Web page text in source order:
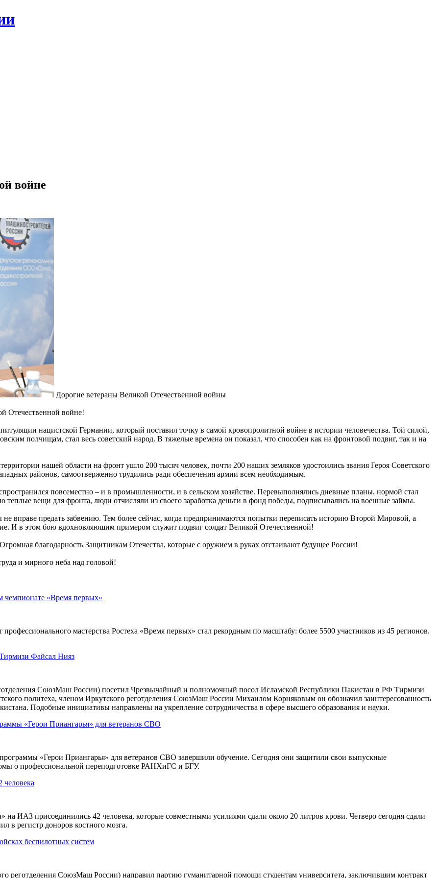
войне
Дорогие ветераны Великой Отечественной войны
Отечественной войне!
нацистской Германии, который поставил точку в самой кровопролитной войне в истории человечества. Той силой,
полчищам, стал весь советский народ. В тяжелые времена он показал, что способен как на фронтовой подвиг, так и на
нашей области на фронт ушло 200 тысяч человек, почти 200 наших земляков удостоились звания Героя Советского
районов, самоотверженно трудились ради обеспечения армии всем необходимым.
повсеместно – и в промышленности, и в сельском хозяйстве. Перевыполнялись дневные планы, нормой стал
теплые вещи для фронта, люди отчисляли из своего заработка деньги в фонд победы, подписывались на военные займы.
вправе предать забвению. Тем более сейчас, когда предпринимаются попытки переписать историю Второй Мировой, а
И в этом бою вдохновляющим примером служит подвиг солдат Великой Отечественной!
благодарность Защитникам Отечества, которые с оружием в руках отстаивают будущее России!
и мирного неба над головой!
чемпионате «Время первых»
мастерства Ростеха «Время первых» стал рекордным по масштабу: более 5500 участников из 45 регионов.
Файсал Нияз
СоюзМаш России) посетил Чрезвычайный и полномочный посол Исламской Республики Пакистан в РФ Тирмизи
политеха, членом Иркутского реготделения СоюзМаш России Михаилом Корняковым он обозначил заинтересованность
Подобные инициативы направлены на укрепление сотрудничества в сфере высшего образования и науки.
«Герои Приангарья» для ветеранов СВО
«Герои Приангарья» для ветеранов СВО завершили обучение. Сегодня они защитили свои выпускные
о профессиональной переподготовке РАНХиГС и БГУ.
на ИАЗ присоединились 42 человека, которые совместными усилиями сдали около 20 литров крови. Четверо сегодня сдали
в регистр доноров костного мозга.
беспилотных систем
реготделения СоюзМаш России) направил партию гуманитарной помощи студентам университета, заключившим контракт